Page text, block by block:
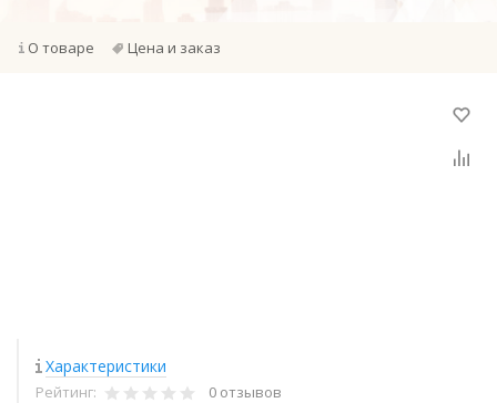
О товаре Цена и заказ
Характеристики
Рейтинг: 0 отзывов